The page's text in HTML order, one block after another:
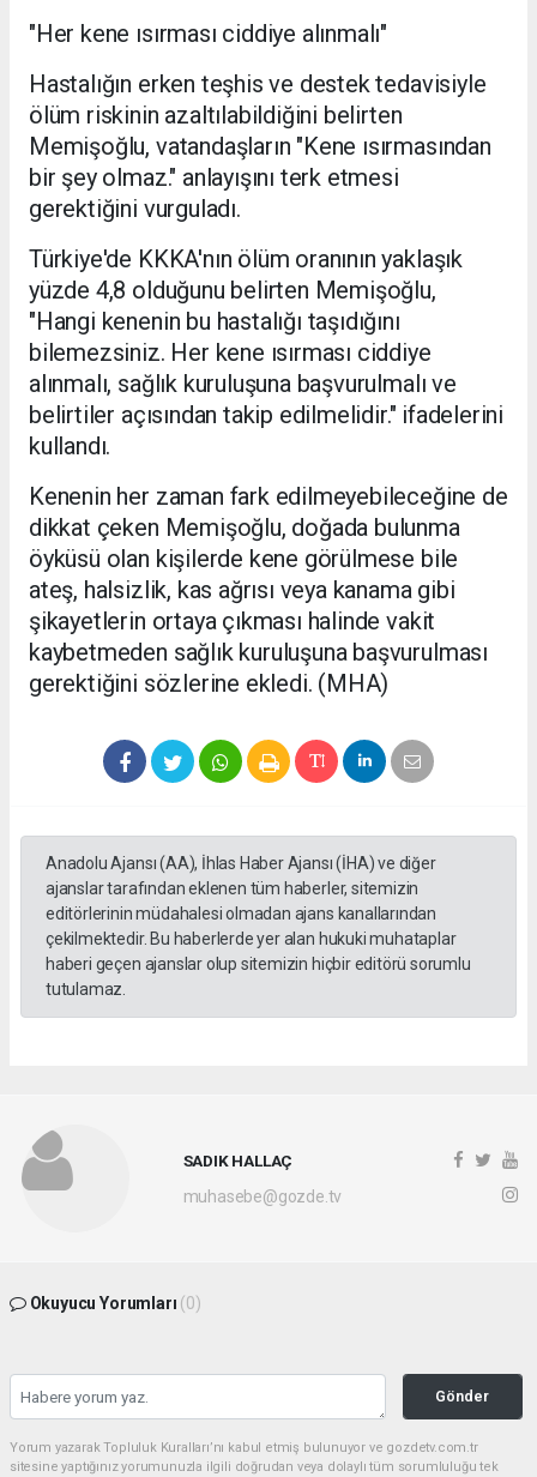
"Her kene ısırması ciddiye alınmalı"
Hastalığın erken teşhis ve destek tedavisiyle
ölüm riskinin azaltılabildiğini belirten
Memişoğlu, vatandaşların "Kene ısırmasından
bir şey olmaz." anlayışını terk etmesi
gerektiğini vurguladı.
Türkiye'de KKKA'nın ölüm oranının yaklaşık
yüzde 4,8 olduğunu belirten Memişoğlu,
"Hangi kenenin bu hastalığı taşıdığını
bilemezsiniz. Her kene ısırması ciddiye
alınmalı, sağlık kuruluşuna başvurulmalı ve
belirtiler açısından takip edilmelidir." ifadelerini
kullandı.
Kenenin her zaman fark edilmeyebileceğine de
dikkat çeken Memişoğlu, doğada bulunma
öyküsü olan kişilerde kene görülmese bile
ateş, halsizlik, kas ağrısı veya kanama gibi
şikayetlerin ortaya çıkması halinde vakit
kaybetmeden sağlık kuruluşuna başvurulması
gerektiğini sözlerine ekledi. (MHA)
Anadolu Ajansı (AA), İhlas Haber Ajansı (İHA) ve diğer
ajanslar tarafından eklenen tüm haberler, sitemizin
editörlerinin müdahalesi olmadan ajans kanallarından
çekilmektedir. Bu haberlerde yer alan hukuki muhataplar
haberi geçen ajanslar olup sitemizin hiçbir editörü sorumlu
tutulamaz.
SADIK HALLAÇ
muhasebe@gozde.tv
Okuyucu Yorumları (0)
Gönder
Yorum yazarak Topluluk Kuralları’nı kabul etmiş bulunuyor ve gozdetv.com.tr
sitesine yaptığınız yorumunuzla ilgili doğrudan veya dolaylı tüm sorumluluğu tek